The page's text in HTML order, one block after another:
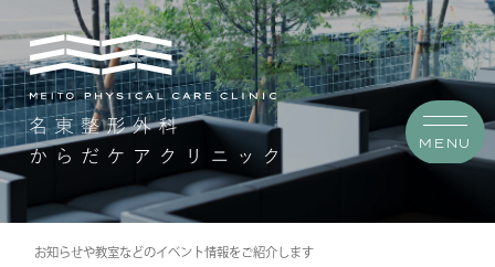
お知らせや教室などのイベント情報をご紹介します
MENU